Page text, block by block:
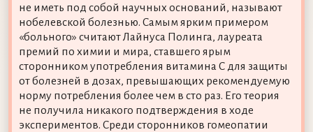
не иметь под собой научных оснований, называют
нобелевской болезнью. Самым ярким примером
«больного» считают Лайнуса Полинга, лауреата
премий по химии и мира, ставшего ярым
сторонником употребления витамина C для защиты
от болезней в дозах, превышающих рекомендуемую
норму потребления более чем в сто раз. Его теория
не получила никакого подтверждения в ходе
экспериментов. Среди сторонников гомеопатии